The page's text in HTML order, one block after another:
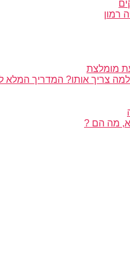
רמון
מומלצת
צריך אותו? המדריך המלא
מה הם ?